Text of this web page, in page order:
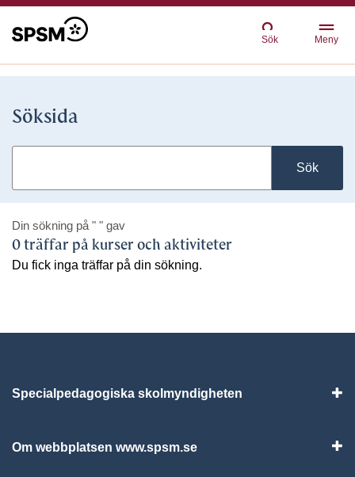
Sök Meny
Söksida
Sök
Din sökning på " " gav
0 träffar på kurser och aktiviteter
Du fick inga träffar på din sökning.
Specialpedagogiska skolmyndigheten
Om webbplatsen www.spsm.se